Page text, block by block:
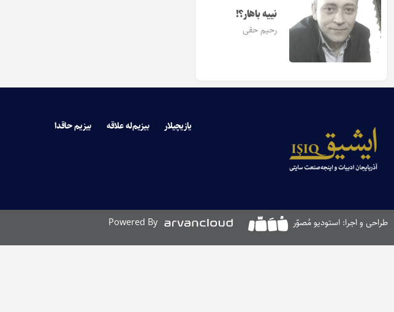
نییه باهار؟!
رحیم حقی
یازیچیلار بیزیم‌له علاقه بیزیم حاقدا
طراحی و اجرا: استودیو مُصوّر Powered By